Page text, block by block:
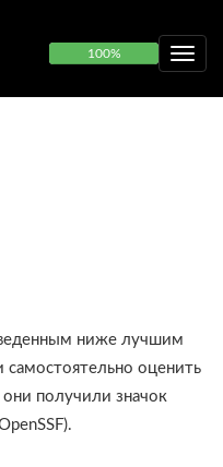
100%
ниже лучшим
самостоятельно оценить
получили значок